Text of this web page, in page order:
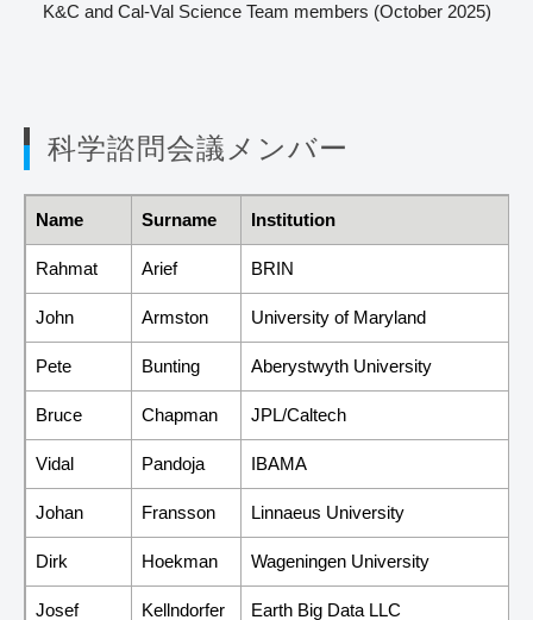
K&C and Cal-Val Science Team members (October 2025)
科学諮問会議メンバー
Name Surname Institution
Rahmat Arief BRIN
John Armston University of Maryland
Pete Bunting Aberystwyth University
Bruce Chapman JPL/Caltech
Vidal Pandoja IBAMA
Johan Fransson Linnaeus University
Dirk Hoekman Wageningen University
Josef Kellndorfer Earth Big Data LLC